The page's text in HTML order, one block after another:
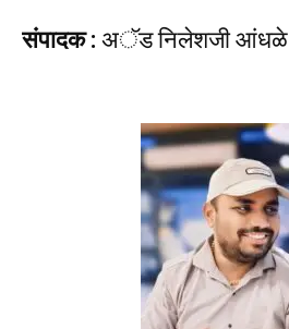
संपादक : अॅड निलेशजी आंधळे